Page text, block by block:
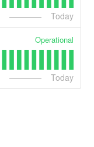
Today
Operational
Today